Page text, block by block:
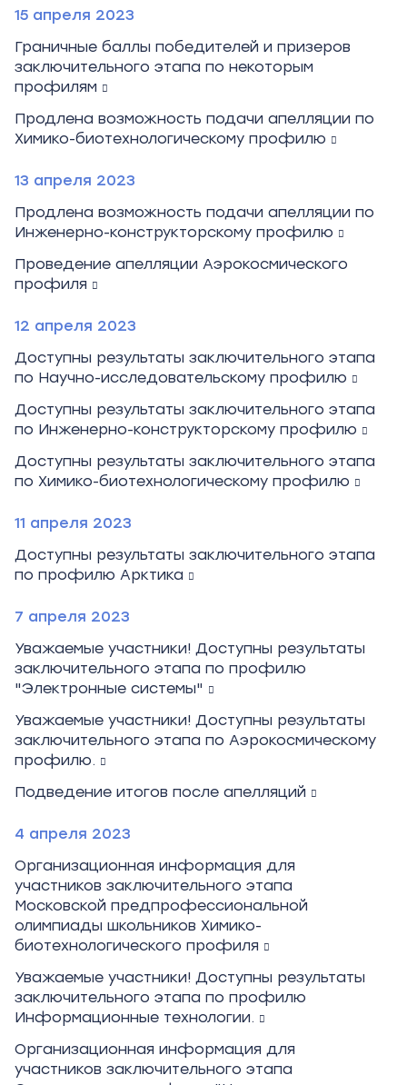
15 апреля 2023
Граничные баллы победителей и призеров
заключительного этапа по некоторым
профилям
Продлена возможность подачи апелляции по
Химико-биотехнологическому профилю
13 апреля 2023
Продлена возможность подачи апелляции по
Инженерно-конструкторскому профилю
Проведение апелляции Аэрокосмического
профиля
12 апреля 2023
Доступны результаты заключительного этапа
по Научно-исследовательскому профилю
Доступны результаты заключительного этапа
по Инженерно-конструкторскому профилю
Доступны результаты заключительного этапа
по Химико-биотехнологическому профилю
11 апреля 2023
Доступны результаты заключительного этапа
по профилю Арктика
7 апреля 2023
Уважаемые участники! Доступны результаты
заключительного этапа по профилю
"Электронные системы"
Уважаемые участники! Доступны результаты
заключительного этапа по Аэрокосмическому
профилю.
Подведение итогов после апелляций
4 апреля 2023
Организационная информация для
участников заключительного этапа
Московской предпрофессиональной
олимпиады школьников Химико-
биотехнологического профиля
Уважаемые участники! Доступны результаты
заключительного этапа по профилю
Информационные технологии.
Организационная информация для
участников заключительного этапа